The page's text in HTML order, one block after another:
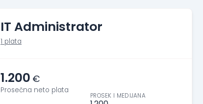
IT Administrator
1 plata
1.200 €
Prosečna neto plata
PROSEK I MEDIJANA